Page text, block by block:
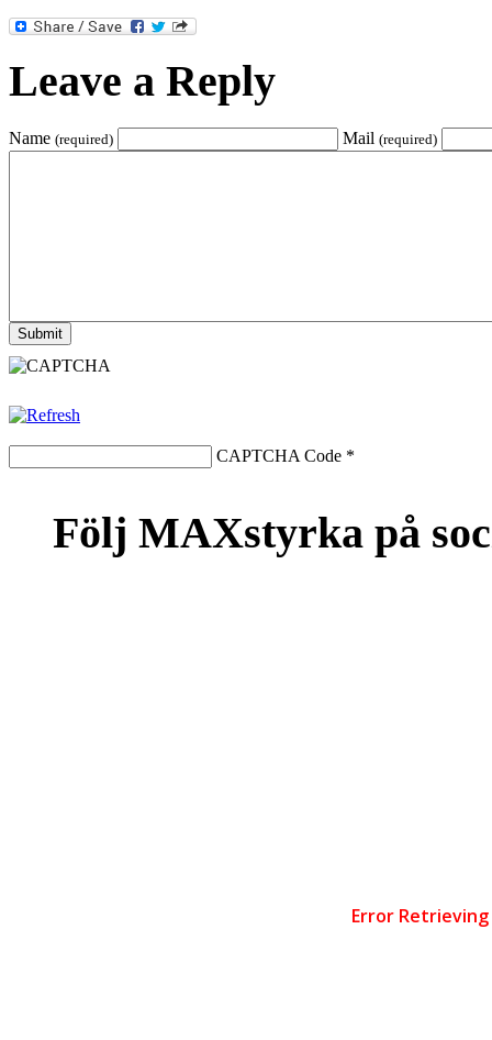
Leave a Reply
Name (required) Mail (required)
CAPTCHA Code *
Följ MAXstyrka på